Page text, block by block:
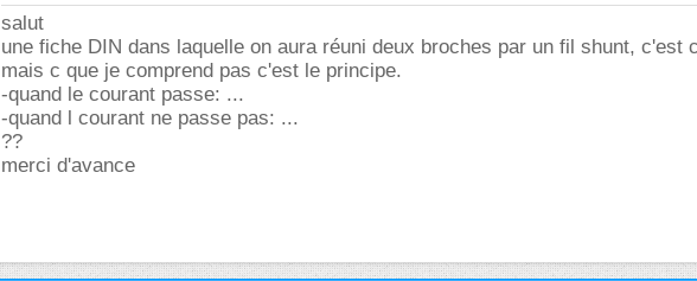
salut
une fiche DIN dans laquelle on aura réuni deux broches par un fil shunt, c'est
mais c que je comprend pas c'est le principe.
-quand le courant passe: ...
-quand l courant ne passe pas: ...
??
merci d'avance